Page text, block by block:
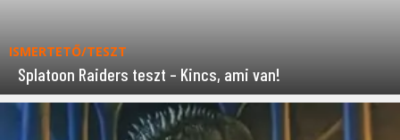
ISMERTETŐ/TESZT
Splatoon Raiders teszt – Kincs, ami van!